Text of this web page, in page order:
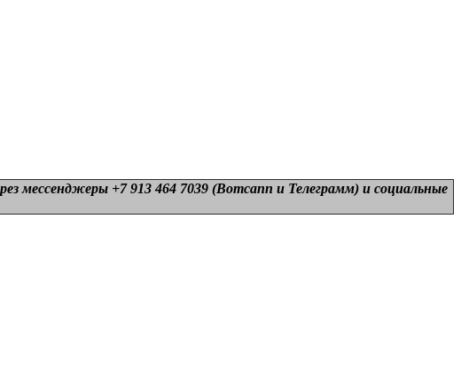
мессенджеры +7 913 464 7039 (Вотсапп и Телеграмм) и социальные